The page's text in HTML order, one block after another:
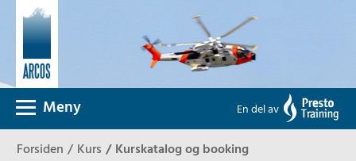
Meny En del av
Forsiden Kurs Kurskatalog og booking